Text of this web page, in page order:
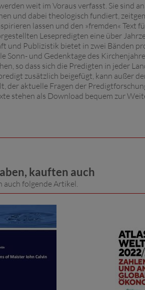
weit im Voraus verfasst. Sie sind
und dabei theologisch fundiert,
lassen und den »fremden« Text
Lesepredigten eine über
und Publizistik bietet in zwei Bänden
und Gedenktage des
so dass sich die Predigten in jeder
zusätzlich beigefügt, kann außer
der aktuelle Fragen der
stehen als Download bequem zur
kauften auch
auch folgende Artikel.